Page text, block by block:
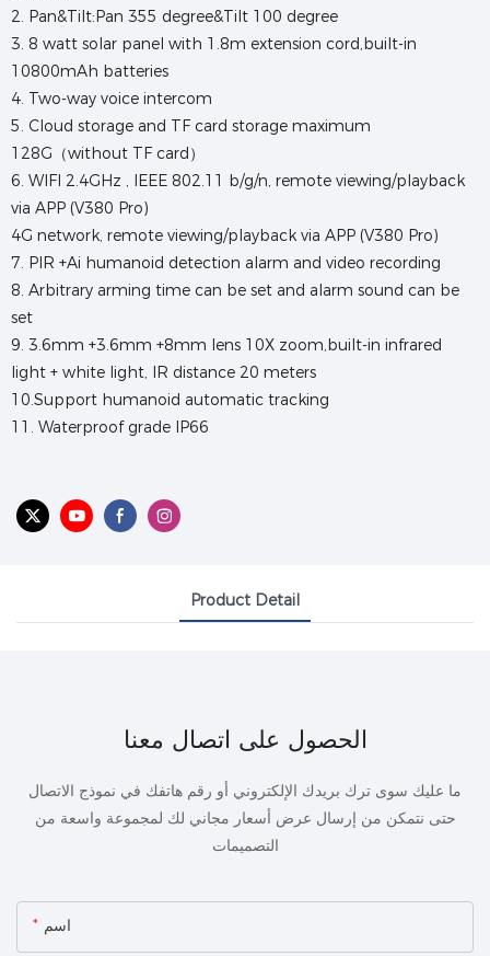
2. Pan&Tilt:Pan 355 degree&Tilt 100 degree
3. 8 watt solar panel with 1.8m extension cord,built-in
10800mAh batteries
4. Two-way voice intercom
5. Cloud storage and TF card storage maximum
128G（without TF card）
6. WIFI 2.4GHz , IEEE 802.11 b/g/n, remote viewing/playback
via APP (V380 Pro)
4G network, remote viewing/playback via APP (V380 Pro)
7. PIR +Ai humanoid detection alarm and video recording
8. Arbitrary arming time can be set and alarm sound can be
set
9. 3.6mm +3.6mm +8mm lens 10X zoom,built-in infrared
light + white light, IR distance 20 meters
10.Support humanoid automatic tracking
11. Waterproof grade IP66
Product Detail
الحصول على اتصال معنا
ما عليك سوى ترك بريدك الإلكتروني أو رقم هاتفك في نموذج الاتصال
حتى نتمكن من إرسال عرض أسعار مجاني لك لمجموعة واسعة من
التصميمات
اسم